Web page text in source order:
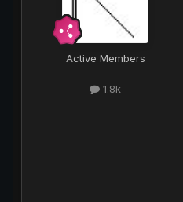
Active Members
1.8k